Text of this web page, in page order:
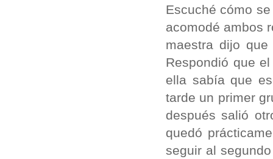
Escuché cómo
acomodé ambos
maestra dijo
Respondió que
ella sabía que
tarde un primer
después salió
quedó
seguir al